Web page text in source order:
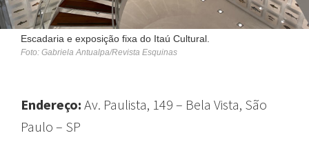
Escadaria e exposição fixa do Itaú Cultural.
Foto: Gabriela Antualpa/Revista Esquinas
Endereço: Av. Paulista, 149 – Bela Vista, São
Paulo – SP